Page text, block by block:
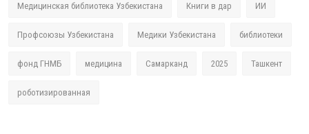
Медицинская библиотека Узбекистана Книги в дар ИИ
Профсоюзы Узбекистана Медики Узбекистана библиотеки
фонд ГНМБ медицина Самарканд 2025 Ташкент
роботизированная